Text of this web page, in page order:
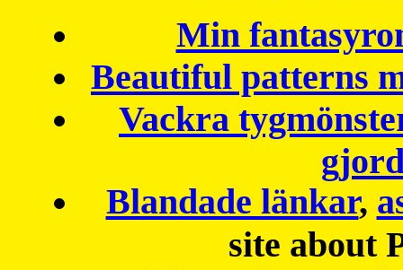
Min
Beautiful patterns
Vackra
Blandade länkar,
site about